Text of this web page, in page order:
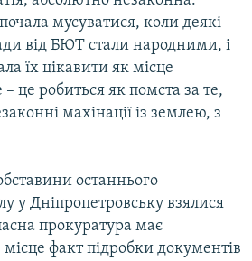
мусуватися, коли деякі
від БЮТ стали народними, і
їх цікавити як місце
це робиться як помста за те,
махінації із землею, з
останнього
у Дніпропетровську взялися
прокуратура має
факт підробки документів